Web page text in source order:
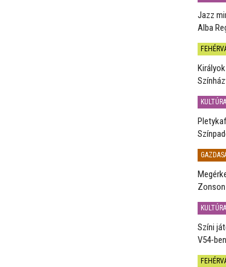
Jazz
Alba
KULTÚRA
KULTÚRA
Színi
V54-ben